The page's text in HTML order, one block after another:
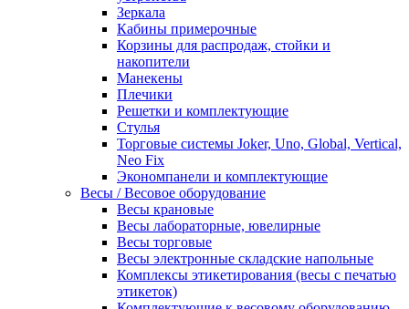
Зеркала
Кабины примерочные
Корзины для распродаж, стойки и
накопители
Манекены
Плечики
Решетки и комплектующие
Стулья
Торговые системы Joker, Uno, Global, Vertical,
Neo Fix
Экономпанели и комплектующие
Весы / Весовое оборудование
Весы крановые
Весы лабораторные, ювелирные
Весы торговые
Весы электронные складские напольные
Комплексы этикетирования (весы с печатью
этикеток)